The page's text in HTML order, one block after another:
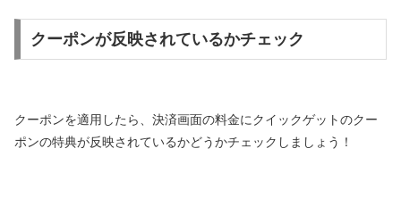
クーポンが反映されているかチェック
クーポンを適用したら、決済画面の料金にクイックゲットのクー
ポンの特典が反映されているかどうかチェックしましょう！